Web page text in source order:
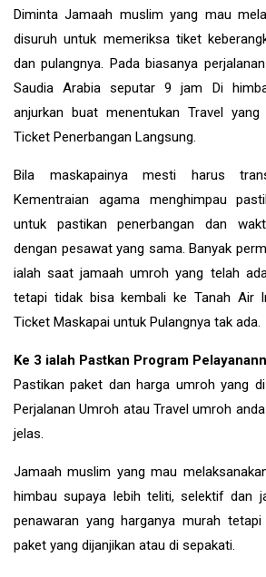
Diminta Jamaah muslim yang mau
disuruh untuk memeriksa tiket
dan pulangnya. Pada biasanya
Saudia Arabia seputar 9 jam Di
anjurkan buat menentukan Travel yang
Ticket Penerbangan Langsung.
Bila maskapainya mesti harus
Kementraian agama menghimpau
untuk pastikan penerbangan dan
dengan pesawat yang sama. Banyak
ialah saat jamaah umroh yang telah
tetapi tidak bisa kembali ke Tanah Air
Ticket Maskapai untuk Pulangnya tak ada.
Ke 3 ialah Pastkan Program
Pastikan paket dan harga umroh yang
Perjalanan Umroh atau Travel umroh
jelas.
Jamaah muslim yang mau
himbau supaya lebih teliti, selektif dan
penawaran yang harganya murah
paket yang dijanjikan atau di sepakati.